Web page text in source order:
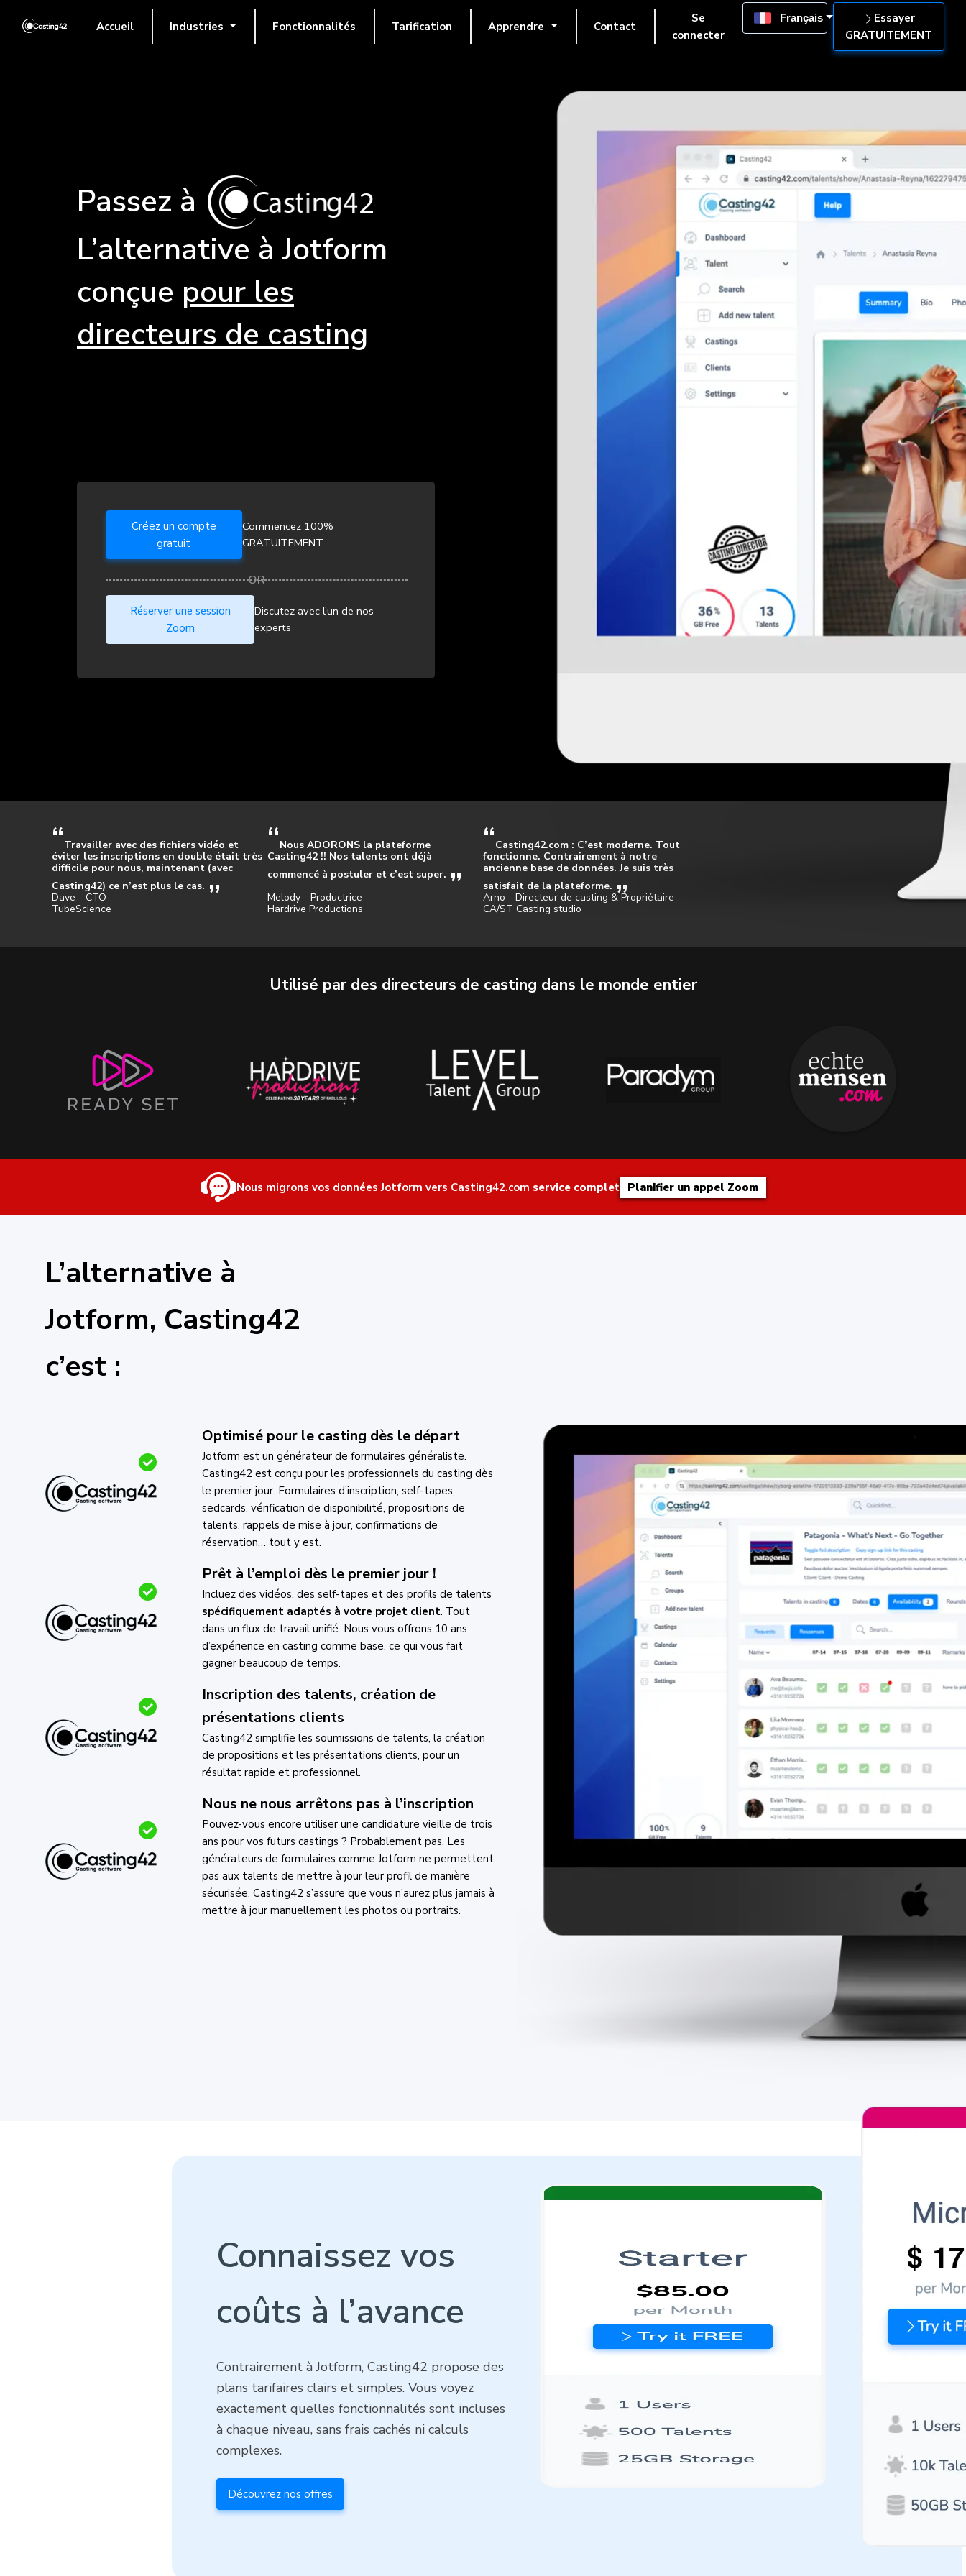
Accueil
(actuel)
Industries Fonctionnalités Tarification Apprendre Contact
Se
connecter
Français
Essayer
GRATUITEMENT
Passez à
L’alternative à Jotform
conçue pour les
directeurs de casting
Créez un compte
gratuit
Commencez 100%
GRATUITEMENT
Réserver une session
Zoom
Discutez avec l’un de nos
experts
Travailler avec des fichiers vidéo et
éviter les inscriptions en double était très
difficile pour nous, maintenant (avec
Casting42) ce n’est plus le cas.
Dave - CTO
TubeScience
Nous ADORONS la plateforme
Casting42 !! Nos talents ont déjà
commencé à postuler et c’est super.
Melody - Productrice
Hardrive Productions
Casting42.com : C’est moderne. Tout
fonctionne. Contrairement à notre
ancienne base de données. Je suis très
satisfait de la plateforme.
Arno - Directeur de casting & Propriétaire
CA/ST Casting studio
Utilisé par des directeurs de casting dans le monde entier
Nous migrons vos données Jotform vers Casting42.com service complet Planifier un appel Zoom
L’alternative à
Jotform, Casting42
c’est :
Optimisé pour le casting dès le départ
Jotform est un générateur de formulaires généraliste.
Casting42 est conçu pour les professionnels du casting dès
le premier jour. Formulaires d’inscription, self-tapes,
sedcards, vérification de disponibilité, propositions de
talents, rappels de mise à jour, confirmations de
réservation… tout y est.
Prêt à l’emploi dès le premier jour !
Incluez des vidéos, des self-tapes et des profils de talents
spécifiquement adaptés à votre projet client. Tout
dans un flux de travail unifié. Nous vous offrons 10 ans
d’expérience en casting comme base, ce qui vous fait
gagner beaucoup de temps.
Inscription des talents, création de
présentations clients
Casting42 simplifie les soumissions de talents, la création
de propositions et les présentations clients, pour un
résultat rapide et professionnel.
Nous ne nous arrêtons pas à l’inscription
Pouvez-vous encore utiliser une candidature vieille de trois
ans pour vos futurs castings ? Probablement pas. Les
générateurs de formulaires comme Jotform ne permettent
pas aux talents de mettre à jour leur profil de manière
sécurisée. Casting42 s’assure que vous n’aurez plus jamais à
mettre à jour manuellement les photos ou portraits.
Connaissez vos
coûts à l’avance
Contrairement à Jotform, Casting42 propose des
plans tarifaires clairs et simples. Vous voyez
exactement quelles fonctionnalités sont incluses
à chaque niveau, sans frais cachés ni calculs
complexes.
Découvrez nos offres